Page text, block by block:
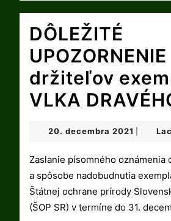
Slovenskej
Vsi
DÔLEŽITÉ
držiteľov
VLKA
20. decembra 2021 20.
2021
Zaslanie písomného oznámenia o držbe
a spôsobe nadobudnutia
Štátnej ochrane prírody
(ŠOP SR) v termíne do 31.